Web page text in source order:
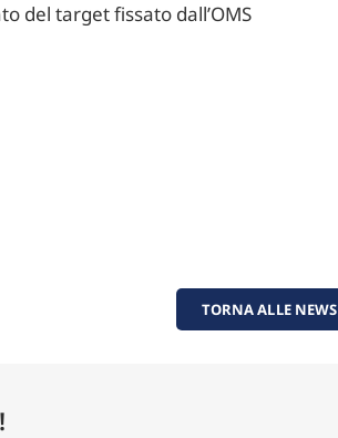
del target fissato dall’OMS
TORNA ALLE NEWS